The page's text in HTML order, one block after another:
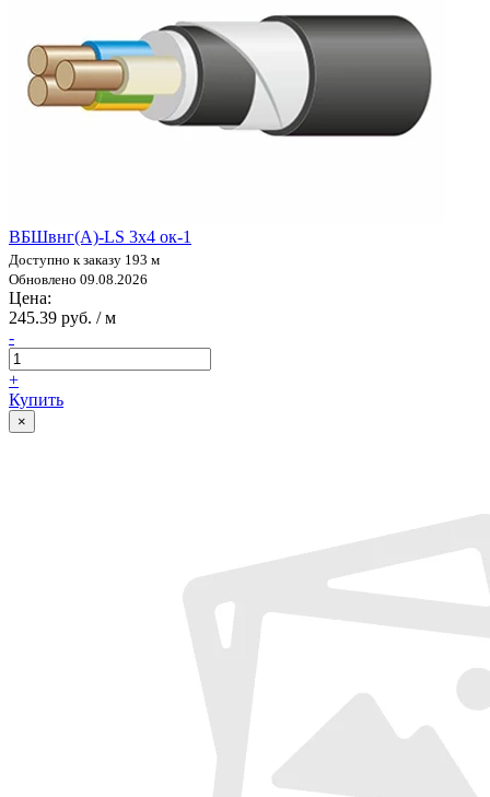
ВБШвнг(А)-LS 3х4 ок-1
Доступно к заказу 193 м
Обновлено 09.08.2026
Цена:
245.39 руб. / м
-
+
Купить
×